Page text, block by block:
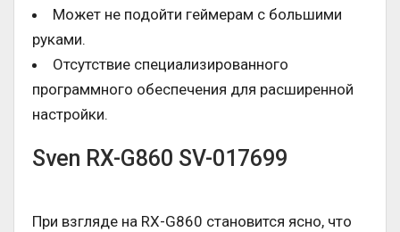
Может не подойти геймерам с большими
руками.
Отсутствие специализированного
программного обеспечения для расширенной
настройки.
Sven RX-G860 SV-017699
При взгляде на RX-G860 становится ясно, что